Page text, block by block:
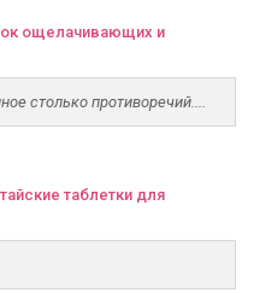
ощелачивающих и
столько противоречий....
таблетки для